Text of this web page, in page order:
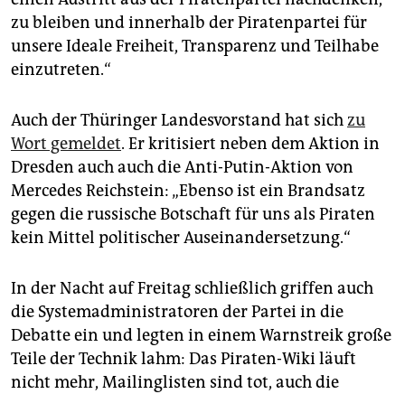
zu bleiben und innerhalb der Piratenpartei für
unsere Ideale Freiheit, Transparenz und Teilhabe
einzutreten.“
Auch der Thüringer Landesvorstand hat sichzu
Wort gemeldet. Er kritisiert neben dem Aktion in
Dresden auch auch die Anti-Putin-Aktion von
Mercedes Reichstein: „Ebenso ist ein Brandsatz
gegen die russische Botschaft für uns als Piraten
kein Mittel politischer Auseinandersetzung.“
In der Nacht auf Freitag schließlich griffen auch
die Systemadministratoren der Partei in die
Debatte ein und legten in einem Warnstreik große
Teile der Technik lahm: Das Piraten-Wiki läuft
nicht mehr, Mailinglisten sind tot, auch die